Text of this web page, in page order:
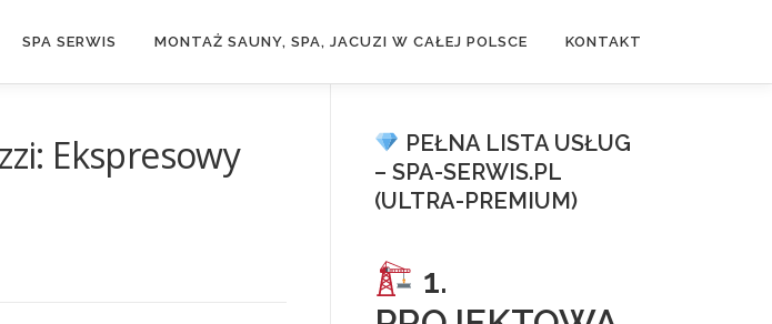
SPA SERWIS MONTAŻ SAUNY, SPA, JACUZI W CAŁEJ POLSCE KONTAKT
Ekspresowy
PEŁNA LISTA USŁUG
– SPA-SERWIS.PL
(ULTRA-PREMIUM)
1.